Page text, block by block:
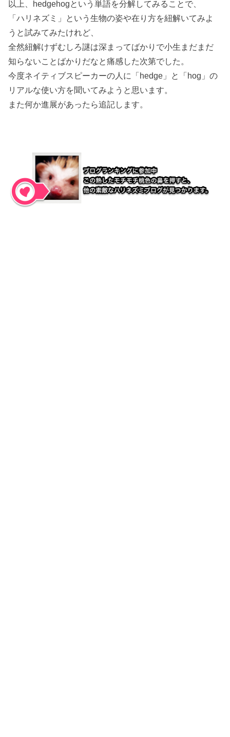
以上、hedgehogという単語を分解してみることで、
「ハリネズミ」という生物の姿や在り方を紐解いてみよ
うと試みてみたけれど、
全然紐解けずむしろ謎は深まってばかりで小生まだまだ
知らないことばかりだなと痛感した次第でした。
今度ネイティブスピーカーの人に「hedge」と「hog」の
リアルな使い方を聞いてみようと思います。
また何か進展があったら追記します。